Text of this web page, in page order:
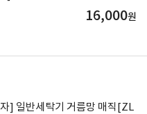
16,000원
] 일반세탁기 거름망 매직[ZL